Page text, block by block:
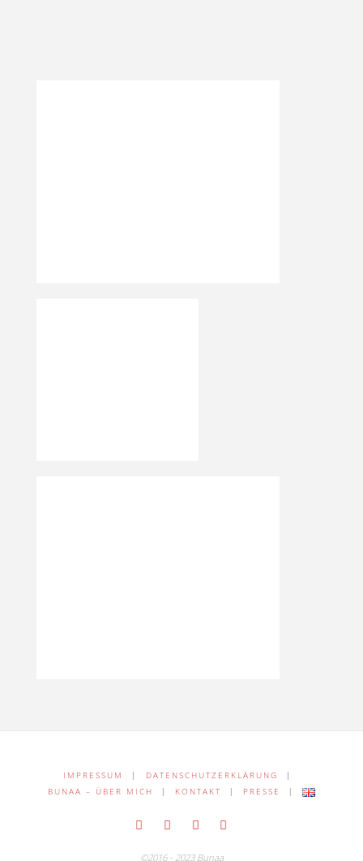
IMPRESSUM | DATENSCHUTZERKLÄRUNG
|
BUNAA – ÜBER MICH
| KONTAKT | PRESSE |
©2016 - 2023 Bunaa